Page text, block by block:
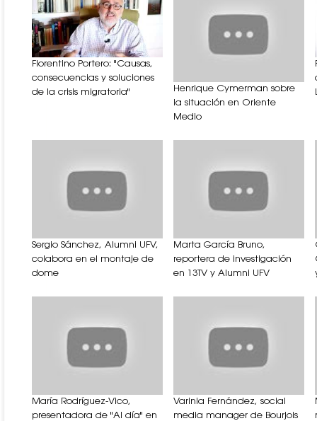
Florentino Portero: "Causas,
consecuencias y soluciones
de la crisis migratoria"
Henrique Cymerman sobre
la situación en Oriente
Medio
Sergio Sánchez, Alumni UFV,
colabora en el montaje de
dome
Marta García Bruno,
reportera de investigación
en 13TV y Alumni UFV
María Rodríguez-Vico,
presentadora de "Al día" en
Varinia Fernández, social
media manager de Bourjois